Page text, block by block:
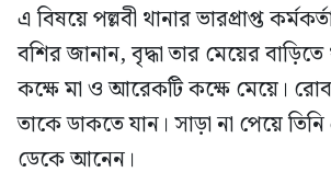
এ বিষয়ে পল্লবী থানার ভারপ্রাপ্ত
বশির জানান, বৃদ্ধা তার মেয়ের
কক্ষে মা ও আরেকটি কক্ষে মেয়ে।
তাকে ডাকতে যান। সাড়া না পেয়ে
ডেকে আনেন।